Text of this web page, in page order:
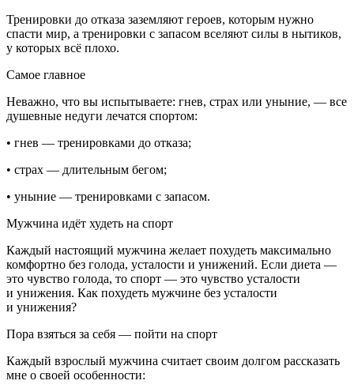
Тренировки до отказа заземляют героев, которым нужно
спасти мир, а тренировки с запасом вселяют силы в нытиков,
у которых всё плохо.
Самое главное
Неважно, что вы испытываете: гнев, страх или уныние, — все
душевные недуги лечатся спортом:
• гнев — тренировками до отказа;
• страх — длительным бегом;
• уныние — тренировками с запасом.
Мужчина идёт худеть на спорт
Каждый настоящий мужчина желает похудеть максимально
комфортно без голода, усталости и унижений. Если диета —
это чувство голода, то спорт — это чувство усталости
и унижения. Как похудеть мужчине без усталости
и унижения?
Пора взяться за себя — пойти на спорт
Каждый взрослый мужчина считает своим долгом рассказать
мне о своей особенности: